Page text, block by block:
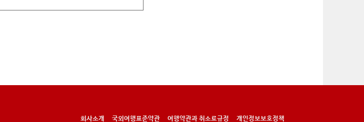
회사소개 국외여행표준약관 여행약관과 취소료규정 개인정보보호정책